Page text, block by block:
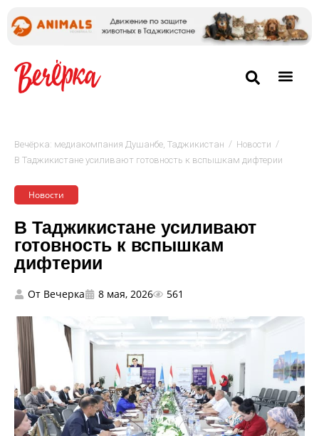
Вечёрка: медиакомпания Душанбе, Таджикистан / Новости /
В Таджикистане усиливают готовность к вспышкам дифтерии
Новости
В Таджикистане усиливают
готовность к вспышкам
дифтерии
От Вечерка 8 мая, 2026 561